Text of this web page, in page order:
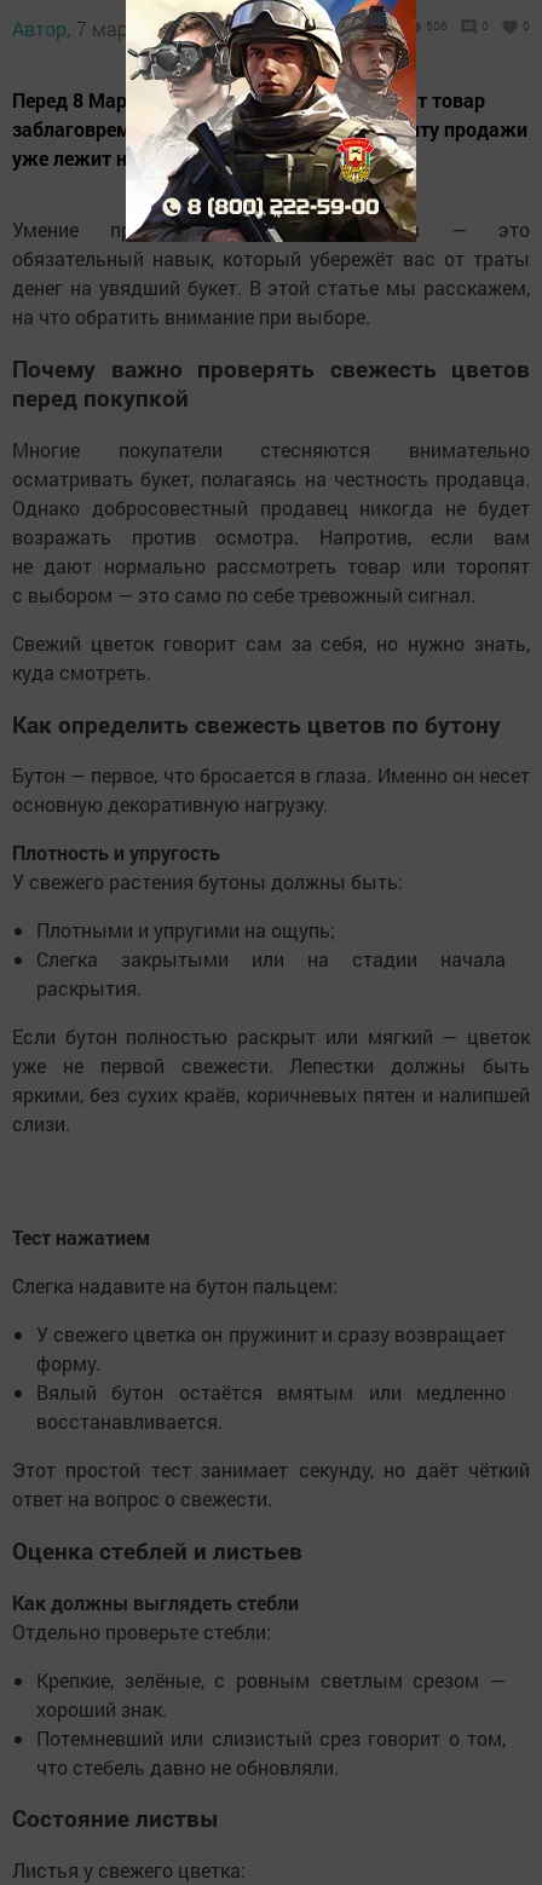
Автор, 7 марта 2026 - 13:02 506 0 0
Перед 8 Марта цветочные магазины завозят товар
заблаговременно, и часть растений к моменту продажи
уже лежит несколько дней.
Умение проверить свежесть цветов — это
обязательный навык, который убережёт вас от траты
денег на увядший букет. В этой статье мы расскажем,
на что обратить внимание при выборе.
Почему важно проверять свежесть цветов
перед покупкой
Многие покупатели стесняются внимательно
осматривать букет, полагаясь на честность продавца.
Однако добросовестный продавец никогда не будет
возражать против осмотра. Напротив, если вам
не дают нормально рассмотреть товар или торопят
с выбором — это само по себе тревожный сигнал.
Свежий цветок говорит сам за себя, но нужно знать,
куда смотреть.
Как определить свежесть цветов по бутону
Бутон — первое, что бросается в глаза. Именно он несет
основную декоративную нагрузку.
Плотность и упругость
У свежего растения бутоны должны быть:
Плотными и упругими на ощупь;
Слегка закрытыми или на стадии начала
раскрытия.
Если бутон полностью раскрыт или мягкий — цветок
уже не первой свежести. Лепестки должны быть
яркими, без сухих краёв, коричневых пятен и налипшей
слизи.
Тест нажатием
Слегка надавите на бутон пальцем:
У свежего цветка он пружинит и сразу возвращает
форму.
Вялый бутон остаётся вмятым или медленно
восстанавливается.
Этот простой тест занимает секунду, но даёт чёткий
ответ на вопрос о свежести.
Оценка стеблей и листьев
Как должны выглядеть стебли
Отдельно проверьте стебли:
Крепкие, зелёные, с ровным светлым срезом —
хороший знак.
Потемневший или слизистый срез говорит о том,
что стебель давно не обновляли.
Состояние листвы
Листья у свежего цветка: